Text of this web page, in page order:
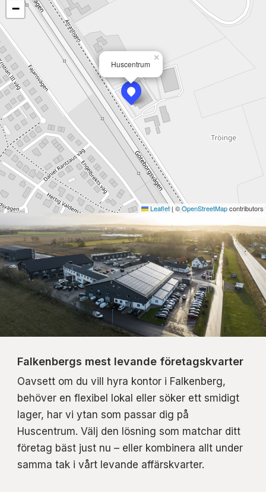
Huscentrum
×
−
Leaflet| ©OpenStreetMapcontributors
Falkenbergs mest levande företagskvarter
Oavsett om du vill hyra kontor i Falkenberg,
behöver en flexibel lokal eller söker ett smidigt
lager, har vi ytan som passar dig på
Huscentrum. Välj den lösning som matchar ditt
företag bäst just nu – eller kombinera allt under
samma tak i vårt levande affärskvarter.